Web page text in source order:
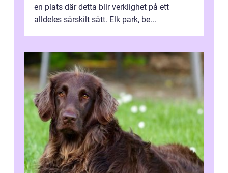
en plats där detta blir verklighet på ett
alldeles särskilt sätt. Elk park, be...